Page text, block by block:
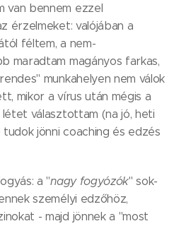
van bennem ezzel
érzelmeket: valójában a
féltem, a nem-
maradtam magányos farkas,
munkahelyen nem válok
mikor a vírus után mégis a
választottam (na jó, heti
jönni coaching és edzés
a "nagy fogyózók" sok-
személyi edzőhöz,
- majd jönnek a "most